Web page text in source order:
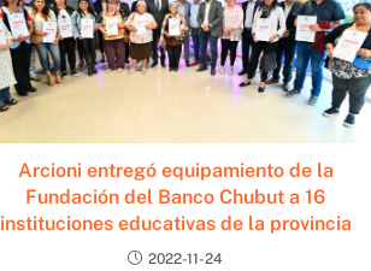
Arcioni entregó equipamiento de la
Fundación del Banco Chubut a 16
instituciones educativas de la provincia
2022-11-24